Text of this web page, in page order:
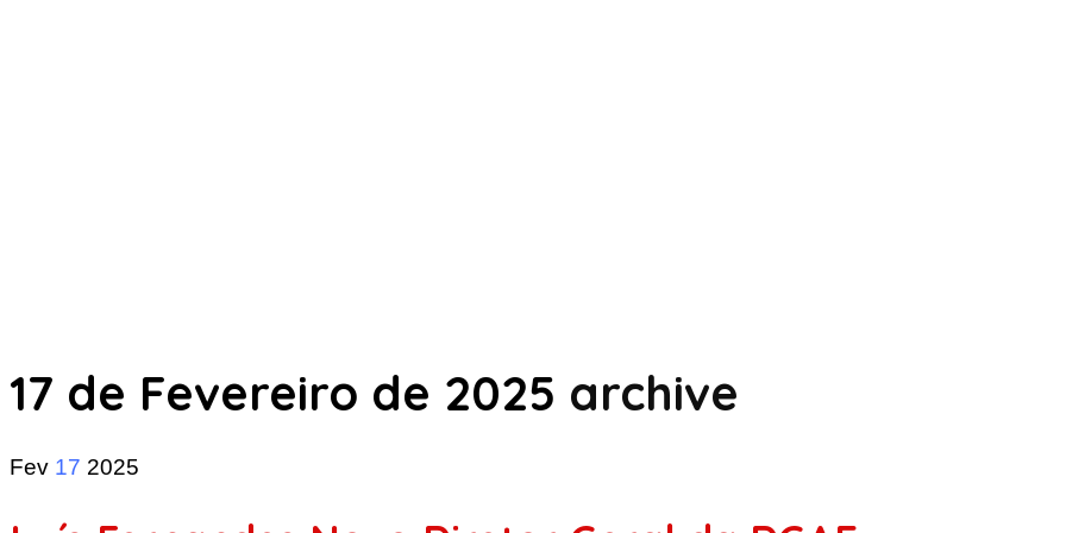
17 de Fevereiro de 2025 archive
Fev 17 2025